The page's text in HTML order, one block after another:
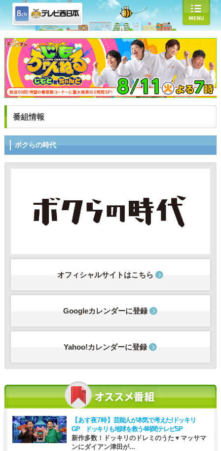
番組情報
ボクらの時代
オフィシャルサイトはこちら
Googleカレンダーに登録
Yahoo!カレンダーに登録
【あす夜7時】 芸能人が本気で考えた!ドッキリ
GP ドッキリも地球を救う4時間テレビSP
新作多数！ドッキリのドレミのうた▼マッサマ
ンにダイアン津田が...